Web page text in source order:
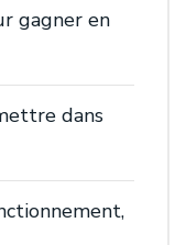
gagner en
dans